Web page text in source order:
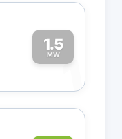
1.5
MW1